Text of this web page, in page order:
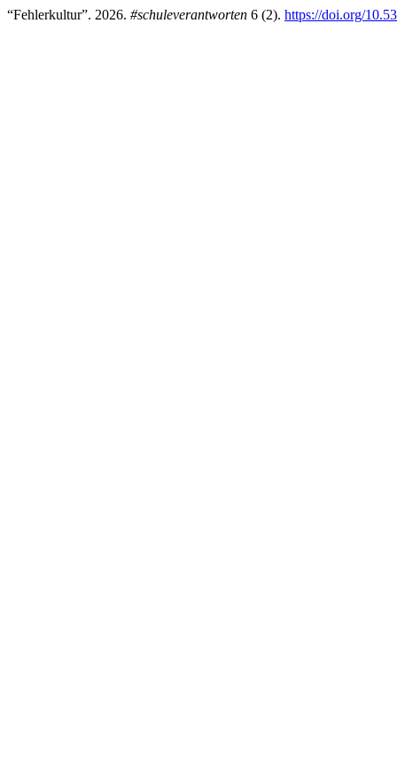
“Fehlerkultur”. 2026. #schuleverantworten 6 (2). https://doi.org/